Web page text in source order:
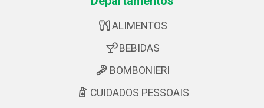
ALIMENTOS
BEBIDAS
BOMBONIERI
CUIDADOS PESSOAIS